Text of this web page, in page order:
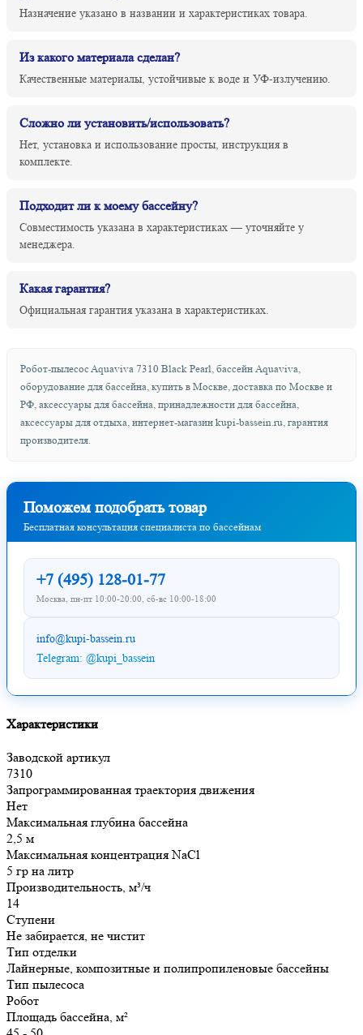
Назначение указано в названии и характеристиках товара.
Из какого материала сделан?
Качественные материалы, устойчивые к воде и УФ-излучению.
Сложно ли установить/использовать?
Нет, установка и использование просты, инструкция в
комплекте.
Подходит ли к моему бассейну?
Совместимость указана в характеристиках — уточняйте у
менеджера.
Какая гарантия?
Официальная гарантия указана в характеристиках.
Робот-пылесоc Aquaviva 7310 Black Pearl, бассейн Aquaviva,
оборудование для бассейна, купить в Москве, доставка по Москве и
РФ, аксессуары для бассейна, принадлежности для бассейна,
аксессуары для отдыха, интернет-магазин kupi-bassein.ru, гарантия
производителя.
Поможем подобрать товар
Бесплатная консультация специалиста по бассейнам
+7 (495) 128-01-77
Москва, пн-пт 10:00-20:00, сб-вс 10:00-18:00
info@kupi-bassein.ru
Telegram: @kupi_bassein
Характеристики
Заводской артикул
7310
Запрограммированная траектория движения
Нет
Максимальная глубина бассейна
2,5 м
Максимальная концентрация NaCl
5 гр на литр
Производительность, м³/ч
14
Ступени
Не забирается, не чистит
Тип отделки
Лайнерные, композитные и полипропиленовые бассейны
Тип пылесоса
Робот
Площадь бассейна, м²